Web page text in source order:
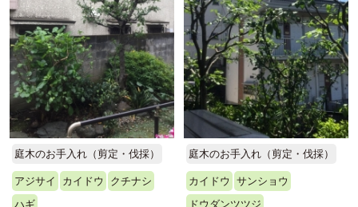
庭木のお手入れ（剪定・伐採）
アジサイ カイドウ
クチナシ
ハギ
庭木のお手入れ（剪定・伐採）
カイドウ
サンショウ
ドウダンツツジ